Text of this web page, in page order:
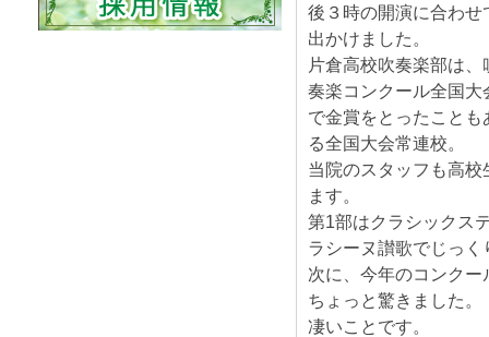
後３時の開演に合わせ
出かけました。
片倉高校吹奏楽部は、
奏楽コンクール全国大
で金賞をとったことも
る全国大会常連校。
当院のスタッフも高
ます。
第1部はクラシックス
ラシーヌ讃歌でじっ
次に、今年のコンク
ちょっと驚きました。
凄いことです。